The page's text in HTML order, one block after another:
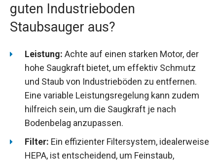
guten Industrieboden
Staubsauger aus?
Leistung: Achte auf einen starken Motor, der
hohe Saugkraft bietet, um effektiv Schmutz
und Staub von Industrieböden zu entfernen.
Eine variable Leistungsregelung kann zudem
hilfreich sein, um die Saugkraft je nach
Bodenbelag anzupassen.
Filter: Ein effizienter Filtersystem, idealerweise
HEPA, ist entscheidend, um Feinstaub,